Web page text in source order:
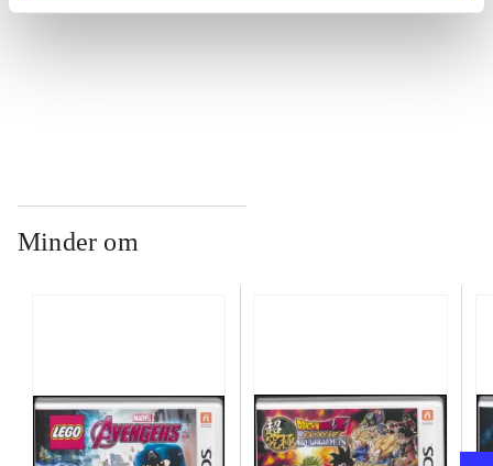
Minder om